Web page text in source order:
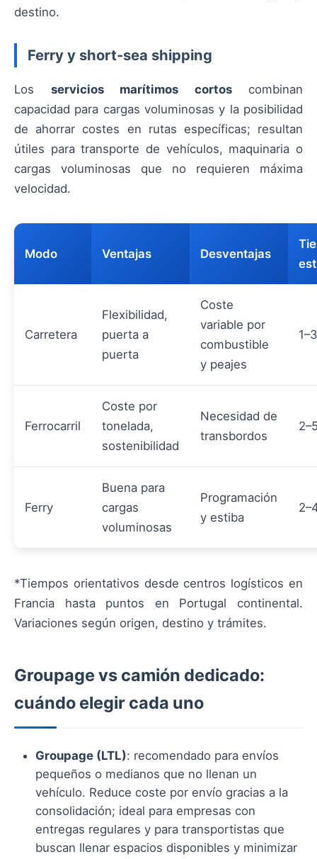
destino.
Ferry y short-sea shipping
Los servicios marítimos cortoscombinan
capacidad para cargas voluminosas y la posibilidad
de ahorrar costes en rutas específicas; resultan
útiles para transporte de vehículos, maquinaria o
cargas voluminosas que no requieren máxima
velocidad.
Modo Ventajas Desventajas
Carretera
Flexibilidad,
puerta a
puerta
Coste
variable por
combustible
y peajes
Ferrocarril
Coste por
tonelada,
sostenibilidad
Necesidad de
transbordos
Ferry
Buena para
cargas
voluminosas
Programación
y estiba
*Tiempos orientativos desde centros logísticos en
Francia hasta puntos en Portugal continental.
Variaciones según origen, destino y trámites.
Groupage vs camión dedicado:
cuándo elegir cada uno
Groupage (LTL): recomendado para envíos
pequeños o medianos que no llenan un
vehículo. Reduce coste por envío gracias a la
consolidación; ideal para empresas con
entregas regulares y para transportistas que
buscan llenar espacios disponibles y minimizar